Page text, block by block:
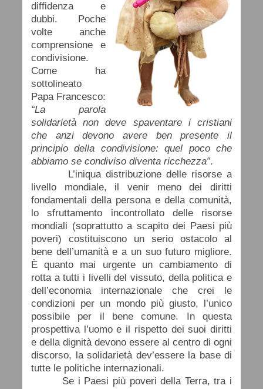
diffidenza e
dubbi. Poche
volte anche
comprensione e
condivisione.
Come ha
sottolineato
Papa Francesco:
“La parola
solidarietà non deve spaventare i cristiani
che anzi devono avere ben presente il
principio della condivisione: quel poco che
abbiamo se condiviso diventa ricchezza”.
L’iniqua distribuzione delle risorse a
livello mondiale, il venir meno dei diritti
fondamentali della persona e della comunità,
lo sfruttamento incontrollato delle risorse
mondiali (soprattutto a scapito dei Paesi più
poveri) costituiscono un serio ostacolo al
bene dell’umanità e a un suo futuro migliore.
È quanto mai urgente un cambiamento di
rotta a tutti i livelli del vissuto, della politica e
dell’economia internazionale che crei le
condizioni per un mondo più giusto, l’unico
possibile per il bene comune. In questa
prospettiva l’uomo e il rispetto dei suoi diritti
e della dignità devono essere al centro di ogni
discorso, la solidarietà dev’essere la base di
tutte le politiche internazionali.
Se i Paesi più poveri della Terra, tra i